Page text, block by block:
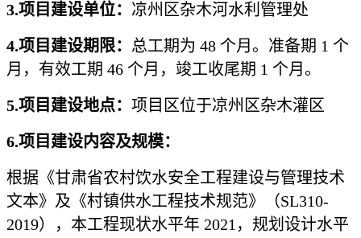
3.项目建设单位： 凉州区杂木河水利管理处
4.项目建设期限： 总工期为 48 个月。准备期 1 个
月，有效工期 46 个月，竣工收尾期 1 个月。
5.项目建设地点： 项目区位于凉州区杂木灌区
6.项目建设内容及规模：
根据《甘肃省农村饮水安全工程建设与管理技术
文本》及《村镇供水工程技术规范》（SL310-
2019），本工程现状水平年 2021，规划设计水平